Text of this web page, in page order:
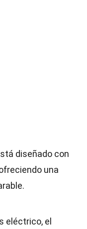
diseñado con
una
eléctrico, el